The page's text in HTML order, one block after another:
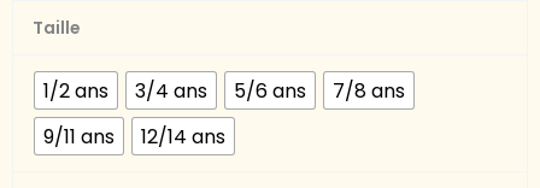
29,00€
Taille
1/2 ans 3/4 ans 5/6 ans
7/8 ans
9/11 ans
12/14 ans
quantité
Sweat
"Mode
Grand